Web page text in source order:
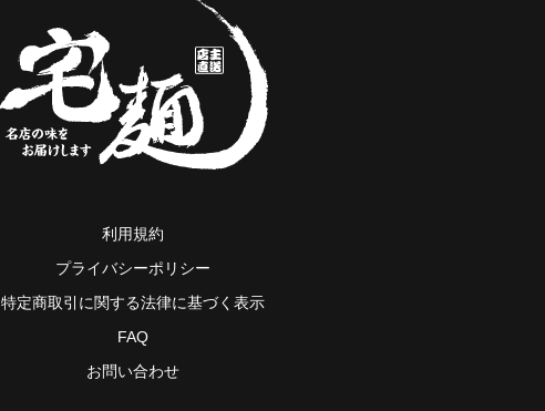
利用規約
プライバシーポリシー
特定商取引に関する法律に基づく表示
FAQ
お問い合わせ